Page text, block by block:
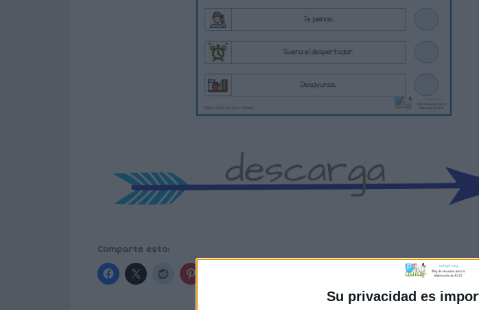
Su privacidad es
Comparte esto: